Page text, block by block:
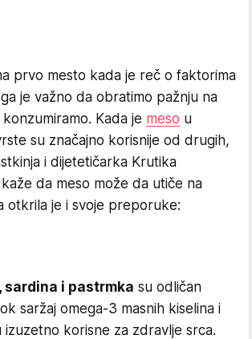
prvo mesto kada je reč o faktorima
je važno da obratimo pažnju na
Kada je meso u
su značajno korisnije od drugih,
i dijetetičarka Krutika
kaže da meso može da utiče na
otkrila je i svoje preporuke:
sardina i pastrmka su odličan
saržaj omega-3 masnih kiselina i
korisne za zdravlje srca.